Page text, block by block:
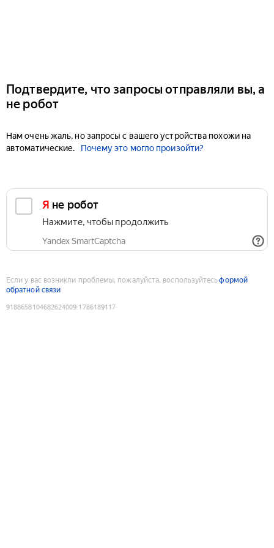
Подтвердите, что запросы отправляли вы, а
не робот
Нам очень жаль, но запросы с вашего устройства похожи на
автоматические.
Почему это могло произойти?
Я не робот
Нажмите, чтобы продолжить
Yandex SmartCaptcha
Если у вас возникли проблемы, пожалуйста, воспользуйтесьформой
обратной связи
9188658104682624009:1786189117